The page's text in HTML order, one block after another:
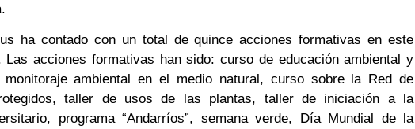
ha contado con un total de quince acciones formativas en este
Las acciones formativas han sido: curso de educación ambiental y
ambiental en el medio natural, curso sobre la Red de
taller de usos de las plantas, taller de iniciación a la
programa “Andarríos”, semana verde, Día Mundial de la